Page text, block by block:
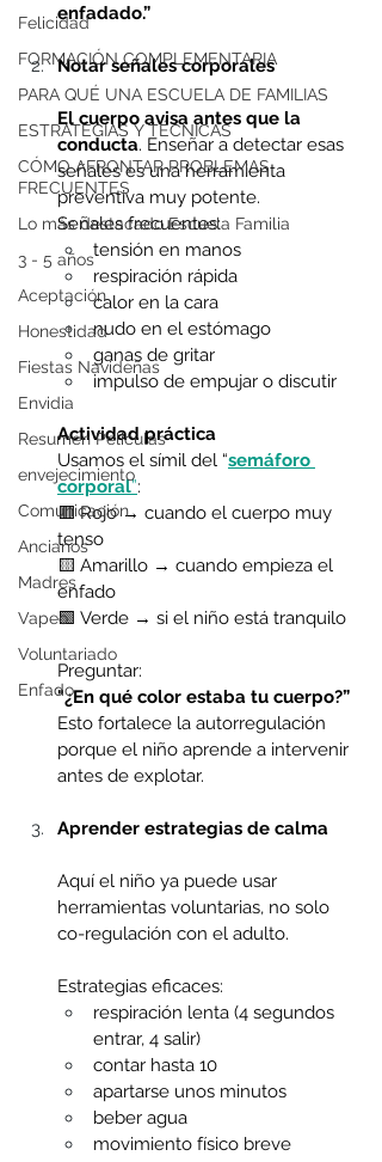
Felicidad
FORMACIÓN COMPLEMENTARIA
PARA QUÉ UNA ESCUELA DE FAMILIAS
ESTRATEGIAS Y TÉCNICAS
CÓMO AFRONTAR PROBLEMAS
FRECUENTES
Lo más destacado Escuela Familia
3 - 5 años
Aceptación
Honestidad
Fiestas Navideñas
Envidia
Resumen Peliculas
envejecimiento
Comunicación
Ancianos
Madres
Vapeo
Voluntariado
Enfado
enfadado.”
Notar señales corporales
El cuerpo avisa antes que la
conducta. Enseñar a detectar esas
señales es una herramienta
preventiva muy potente.
Señales frecuentes:
tensión en manos
respiración rápida
calor en la cara
nudo en el estómago
ganas de gritar
impulso de empujar o discutir
Actividad práctica
Usamos el símil del “semáforo
corporal”:
🟥 Rojo → cuando el cuerpo muy
tenso
🟨 Amarillo → cuando empieza el
enfado
🟩 Verde → si el niño está tranquilo
Preguntar:
"¿En qué color estaba tu cuerpo?”
Esto fortalece la autorregulación
porque el niño aprende a intervenir
antes de explotar.
Aprender estrategias de calma
Aquí el niño ya puede usar
herramientas voluntarias, no solo
co-regulación con el adulto.
Estrategias eficaces:
respiración lenta (4 segundos
entrar, 4 salir)
contar hasta 10
apartarse unos minutos
beber agua
movimiento físico breve